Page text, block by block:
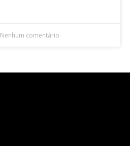
Nenhum comentário